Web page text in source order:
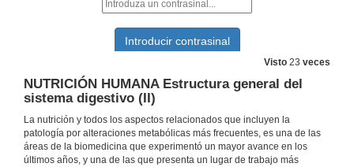
Visto 23 veces
NUTRICIÓN HUMANA Estructura general del
sistema digestivo (II)
La nutrición y todos los aspectos relacionados que incluyen la
patología por alteraciones metabólicas más frecuentes, es una de las
áreas de la biomedicina que experimentó un mayor avance en los
últimos años, y una de las que presenta un lugar de trabajo más